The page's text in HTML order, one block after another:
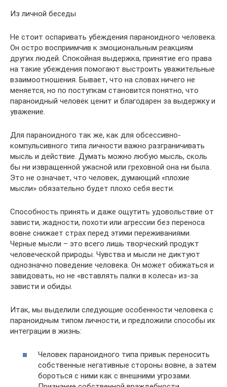
Из личной беседы
Не стоит оспаривать убеждения параноидного человека.
Он остро восприимчив к эмоциональным реакциям
других людей. Спокойная выдержка, принятие его права
на такие убеждения помогают выстроить уважительные
взаимоотношения. Бывает, что на словах ничего не
меняется, но по поступкам становится понятно, что
параноидный человек ценит и благодарен за выдержку и
уважение.
Для параноидного так же, как для обсессивно-
компульсивного типа личности важно разграничивать
мысль и действие. Думать можно любую мысль, сколь
бы ни извращенной ужасной или греховной она ни была.
Это не означает, что человек, думающий «плохие
мысли» обязательно будет плохо себя вести.
Способность принять и даже ощутить удовольствие от
зависти, жадности, похоти или агрессии без переноса
вовне снижает страх перед этими переживаниями.
Черные мысли – это всего лишь творческий продукт
человеческой природы. Чувства и мысли не диктуют
однозначно поведение человека. Он может обижаться и
завидовать, но не «вставлять палки в колеса» из-за
зависти и обиды.
Итак, мы выделили следующие особенности человека с
параноидным типом личности, и предложили способы их
интеграции в жизнь:
Человек параноидного типа привык переносить
собственные негативные стороны вовне, а затем
бороться с ними как с внешними угрозами.